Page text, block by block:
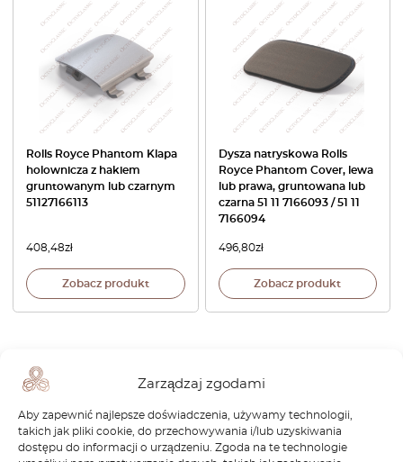
Zarządzaj zgodami
Aby zapewnić najlepsze doświadczenia, używamy technologii,
takich jak pliki cookie, do przechowywania i/lub uzyskiwania
dostępu do informacji o urządzeniu. Zgoda na te technologie
Rolls Royce Phantom Klapa
holownicza z hakiem
gruntowanym lub czarnym
51127166113
408,48zł
Zobacz produkt
Dysza natryskowa Rolls
Royce Phantom Cover, lewa
lub prawa, gruntowana lub
czarna 51 11 7166093 / 51 11
7166094
496,80zł
Zobacz produkt
Strona /1
1